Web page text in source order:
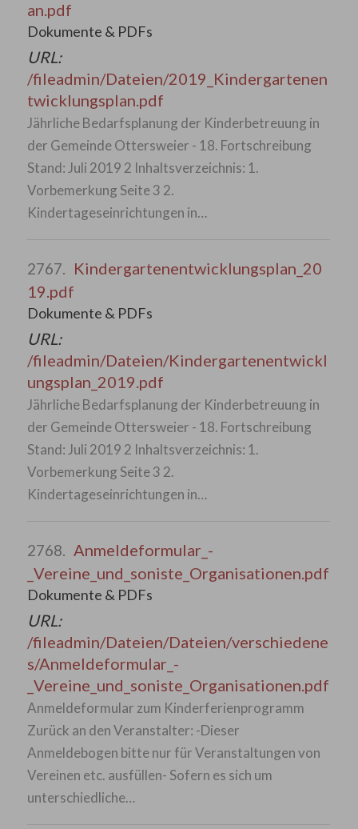
an.pdf
Dokumente & PDFs
URL:
/fileadmin/Dateien/2019_Kindergartenen
twicklungsplan.pdf
Jährliche Bedarfsplanung der Kinderbetreuung in
der Gemeinde Ottersweier - 18. Fortschreibung
Stand: Juli 2019 2 Inhaltsverzeichnis: 1.
Vorbemerkung Seite 3 2.
Kindertageseinrichtungen in…
2767. Kindergartenentwicklungsplan_20
19.pdf
Dokumente & PDFs
URL:
/fileadmin/Dateien/Kindergartenentwickl
ungsplan_2019.pdf
Jährliche Bedarfsplanung der Kinderbetreuung in
der Gemeinde Ottersweier - 18. Fortschreibung
Stand: Juli 2019 2 Inhaltsverzeichnis: 1.
Vorbemerkung Seite 3 2.
Kindertageseinrichtungen in…
2768. Anmeldeformular_-
_Vereine_und_soniste_Organisationen.pdf
Dokumente & PDFs
URL:
/fileadmin/Dateien/Dateien/verschiedene
s/Anmeldeformular_-
_Vereine_und_soniste_Organisationen.pdf
Anmeldeformular zum Kinderferienprogramm
Zurück an den Veranstalter: -Dieser
Anmeldebogen bitte nur für Veranstaltungen von
Vereinen etc. ausfüllen- Sofern es sich um
unterschiedliche…